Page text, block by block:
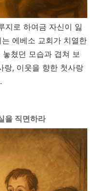
지로 하여금 자신이 잃
에베소 교회가 치열한
놓쳤던 모습과 겹쳐 보
랑, 이웃을 향한 첫사랑
을 직면하라